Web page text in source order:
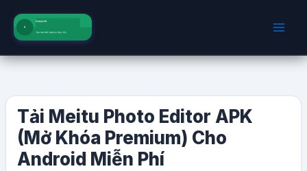
dung
Tải Meitu Photo Editor APK
(Mở Khóa Premium) Cho
Android Miễn Phí